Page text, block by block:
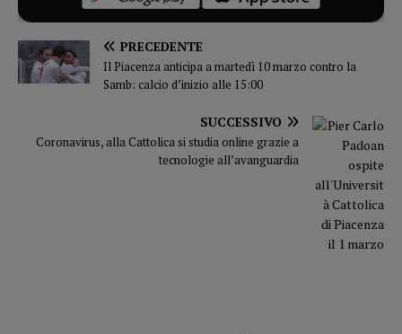
PRECEDENTE
Il Piacenza anticipa a martedì 10 marzo contro la
Samb: calcio d’inizio alle 15:00
SUCCESSIVO
Coronavirus, alla Cattolica si studia online grazie a
tecnologie all’avanguardia